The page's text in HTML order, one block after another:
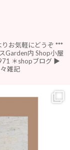
お気軽にどうぞ ***
Garden内 Shop小屋
＊shopブログ ▶︎
雑記